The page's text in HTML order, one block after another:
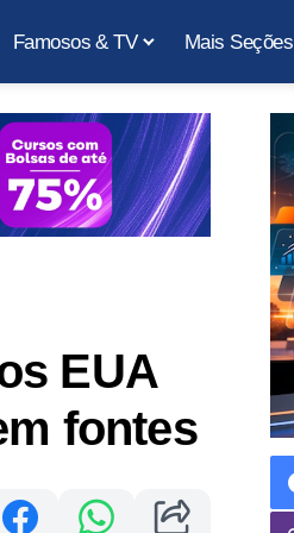
Famosos & TV Mais Seções
EUA
fontes